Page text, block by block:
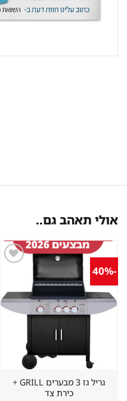
אולי תאהב גם..
במועדפים
גריל גז 3 מבערים GRILL +
כירת צד